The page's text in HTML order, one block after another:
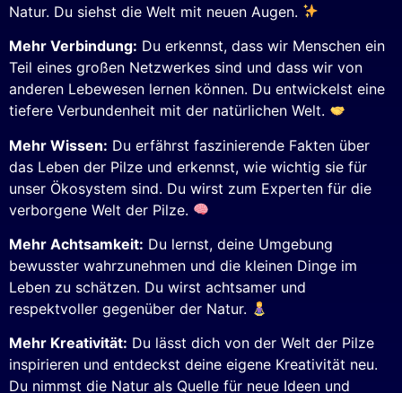
Natur. Du siehst die Welt mit neuen Augen.
Mehr Verbindung: Du erkennst, dass wir Menschen ein
Teil eines großen Netzwerkes sind und dass wir von
anderen Lebewesen lernen können. Du entwickelst eine
tiefere Verbundenheit mit der natürlichen Welt.
Mehr Wissen: Du erfährst faszinierende Fakten über
das Leben der Pilze und erkennst, wie wichtig sie für
unser Ökosystem sind. Du wirst zum Experten für die
verborgene Welt der Pilze.
Mehr Achtsamkeit: Du lernst, deine Umgebung
bewusster wahrzunehmen und die kleinen Dinge im
Leben zu schätzen. Du wirst achtsamer und
respektvoller gegenüber der Natur.
Mehr Kreativität: Du lässt dich von der Welt der Pilze
inspirieren und entdeckst deine eigene Kreativität neu.
Du nimmst die Natur als Quelle für neue Ideen und